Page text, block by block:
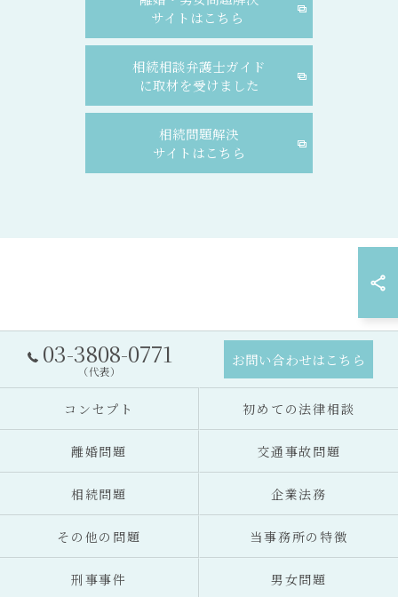
サイトはこちら
相続相談弁護士ガイド
に取材を受けました
相続問題解決
サイトはこちら
03-3808-0771
（代表）
お問い合わせはこちら
コンセプト 初めての法律相談
離婚問題 交通事故問題
相続問題 企業法務
その他の問題 当事務所の特徴
刑事事件 男女問題